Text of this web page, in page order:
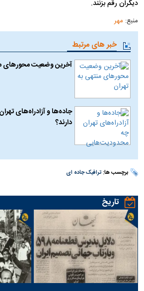
دیگران رقم بزنند.
منبع: مهر
خبر های مرتبط
آخرین وضعیت محور‌های
جاده‌ها و آزادراه‌های
دارند؟
برچسب ها:ترافیک جاده ای
تاریخ